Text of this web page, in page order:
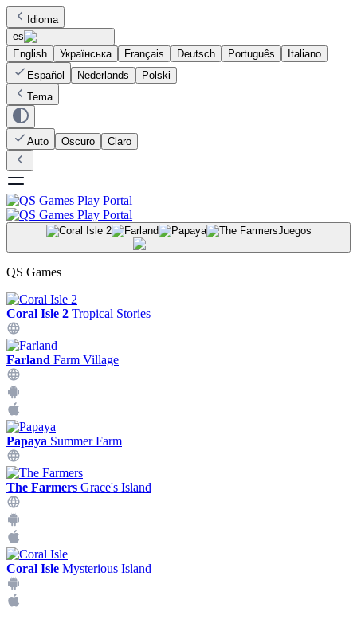
Idioma
es
English
Українська Français Deutsch Português
Italiano
Español
Nederlands
Polski
Tema
Auto Oscuro Claro
Juegos
QS Games
Coral Isle 2 Tropical Stories
Farland Farm Village
Papaya Summer Farm
The Farmers Grace's Island
Coral Isle Mysterious Island